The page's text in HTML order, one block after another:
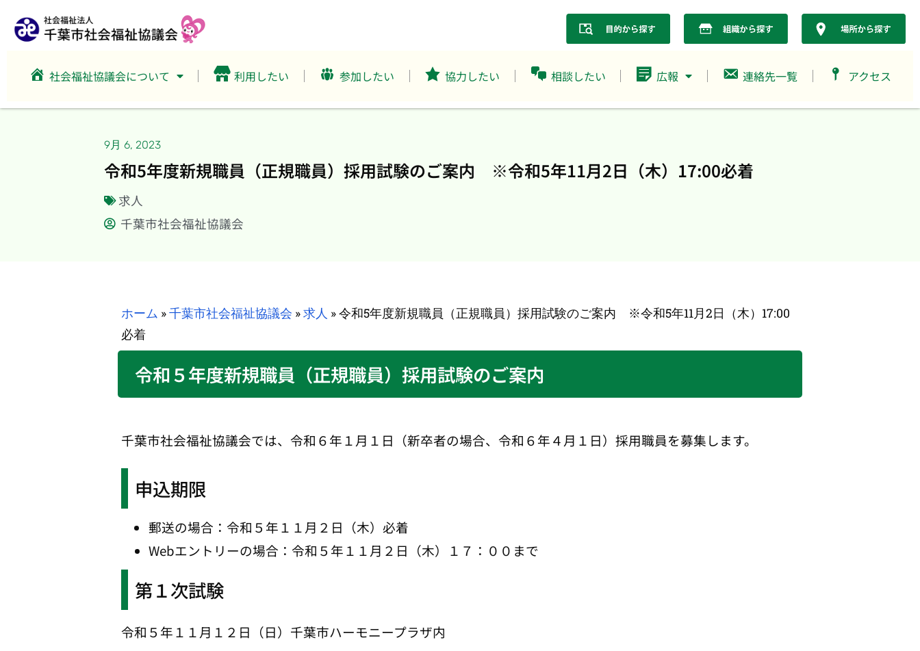
社会福祉協議会について 利用したい 参加したい 協力したい 相談したい 広報 連絡先一覧 アクセス
9月 6, 2023
令和5年度新規職員（正規職員）採用試験のご案内 ※令和5年11月2日（木）17:00必着
求人
千葉市社会福祉協議会
ホーム »千葉市社会福祉協議会 »求人 »令和5年度新規職員（正規職員）採用試験のご案内 ※令和5年11月2日（木）17:00
必着
令和５年度新規職員（正規職員）採用試験のご案内
千葉市社会福祉協議会では、令和６年１月１日（新卒者の場合、令和６年４月１日）採用職員を募集します。
申込期限
郵送の場合：令和５年１１月２日（木）必着
Webエントリーの場合：令和５年１１月２日（木）１７：００まで
第１次試験
令和５年１１月１２日（日）千葉市ハーモニープラザ内